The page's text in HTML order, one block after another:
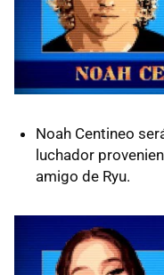
Noah Centineo
luchador
amigo de Ryu.